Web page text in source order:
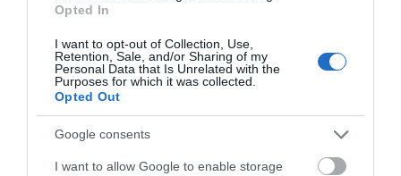
Opted In
I want to opt-out of Collection, Use,
Retention, Sale, and/or Sharing of my
Personal Data that Is Unrelated with the
Purposes for which it was collected.
Opted Out
Google consents
I want to allow Google to enable storage
Προτεινόμενα άρθρα
ΡΑΦΗΝΑ – ΘΕΟΥΤΑ σημειώσατε…